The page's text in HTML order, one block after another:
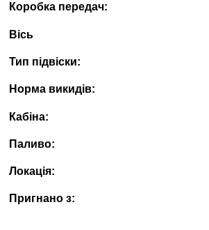
Коробка передач:
Вісь
Тип підвіски:
Норма викидів:
Кабіна:
Паливо:
Локація:
Пригнано з: